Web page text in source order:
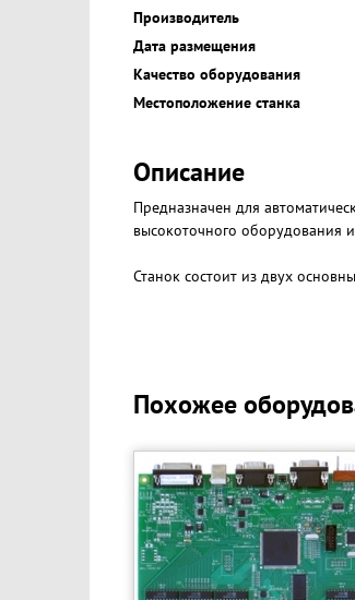
Производитель
Дата размещения
Качество оборудования
Местоположение станка
Описание
Предназначен для
высокоточного оборудования
Станок состоит из двух
Похожее